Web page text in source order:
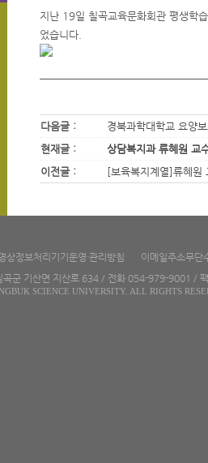
지난 19일 칠곡교육문화회관 평생학
었습니다.
다음글 :
경북과학대학교 요양
현재글 :
상담복지과 류혜원 교
이전글 :
[보육복지계열]류혜원
상정보처리기기운영·관리방침
이메일주소무단
곡군 기산면 지산로 634 / 전화 054-979-9001 /
SCIENCE UNIVERSITY. ALL RIGHTS